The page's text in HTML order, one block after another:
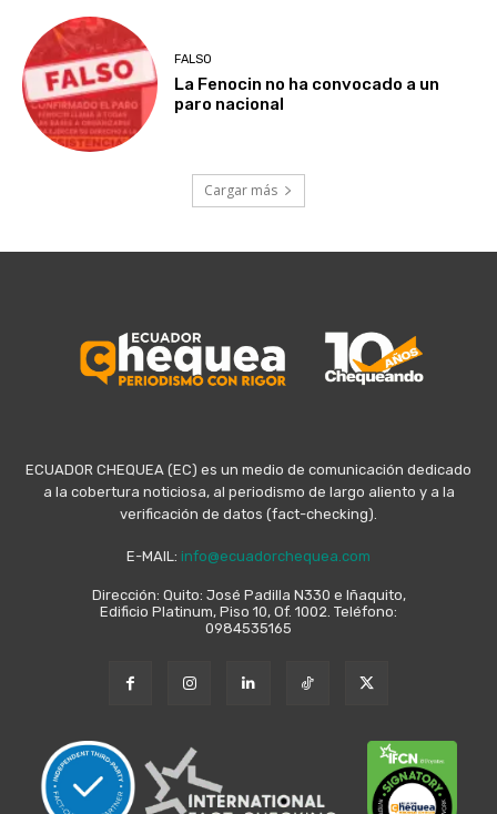
FALSO
La Fenocin no ha convocado a un
paro nacional
Cargar más
ECUADOR CHEQUEA (EC) es un medio de comunicación dedicado
a la cobertura noticiosa, al periodismo de largo aliento y a la
verificación de datos (fact-checking).
E-MAIL: info@ecuadorchequea.com
Dirección: Quito: José Padilla N330 e Iñaquito,
Edificio Platinum, Piso 10, Of. 1002. Teléfono:
0984535165